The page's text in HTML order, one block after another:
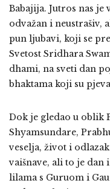
Babajija. Jutros nas
odvažan i neustrašiv,
pun ljubavi, koji se
Svetost Sridhara
dhami, na sveti dan
bhaktama koji su
Dok je gledao u oblik
Shyamsundare,
veselja, život i
vaišnave, ali to je dan
lilama s Guruom i